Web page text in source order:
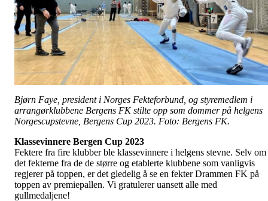
Bjørn Faye, president i Norges Fekteforbund, og styremedlem i
arrangørklubbene Bergens FK stilte opp som dommer på helgens
Norgescupstevne, Bergens Cup 2023. Foto: Bergens FK.
Klassevinnere Bergen Cup 2023
Fektere fra fire klubber ble klassevinnere i helgens stevne. Selv om
det fekterne fra de de større og etablerte klubbene som vanligvis
regjerer på toppen, er det gledelig å se en fekter Drammen FK på
toppen av premiepallen. Vi gratulerer uansett alle med
gullmedaljene!